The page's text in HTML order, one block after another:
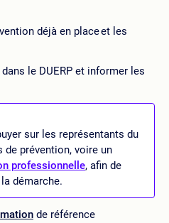
déjà en place et les
le DUERP et informer les
sur les représentants du
de prévention, voire un
professionnelle, afin de
démarche.
de référence